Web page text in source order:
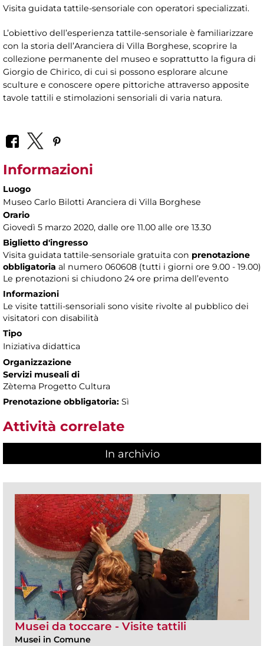
Visita guidata tattile-sensoriale con operatori specializzati.
L’obiettivo dell’esperienza tattile-sensoriale è familiarizzare
con la storia dell’Aranciera di Villa Borghese, scoprire la
collezione permanente del museo e soprattutto la figura di
Giorgio de Chirico, di cui si possono esplorare alcune
sculture e conoscere opere pittoriche attraverso apposite
tavole tattili e stimolazioni sensoriali di varia natura.
Informazioni
Luogo
Museo Carlo Bilotti Aranciera di Villa Borghese
Orario
Giovedì 5 marzo 2020, dalle ore 11.00 alle ore 13.30
Biglietto d'ingresso
Visita guidata tattile-sensoriale gratuita con prenotazione
obbligatoria al numero 060608 (tutti i giorni ore 9.00 - 19.00)
Le prenotazioni si chiudono 24 ore prima dell’evento
Informazioni
Le visite tattili-sensoriali sono visite rivolte al pubblico dei
visitatori con disabilità
Tipo
Iniziativa didattica
Organizzazione
Servizi museali di
Zètema Progetto Cultura
Prenotazione obbligatoria: Sì
Attività correlate
In archivio
Musei da toccare - Visite tattili
Musei in Comune